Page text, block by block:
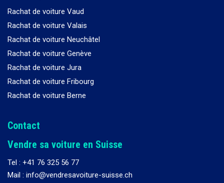
Rachat de voiture Vaud
Rachat de voiture Valais
Rachat de voiture Neuchâtel
Rachat de voiture Genève
Rachat de voiture Jura
Rachat de voiture Fribourg
Rachat de voiture Berne
Contact
Vendre sa voiture en Suisse
Tel : +41 76 325 56 77
Mail : info@vendresavoiture-suisse.ch